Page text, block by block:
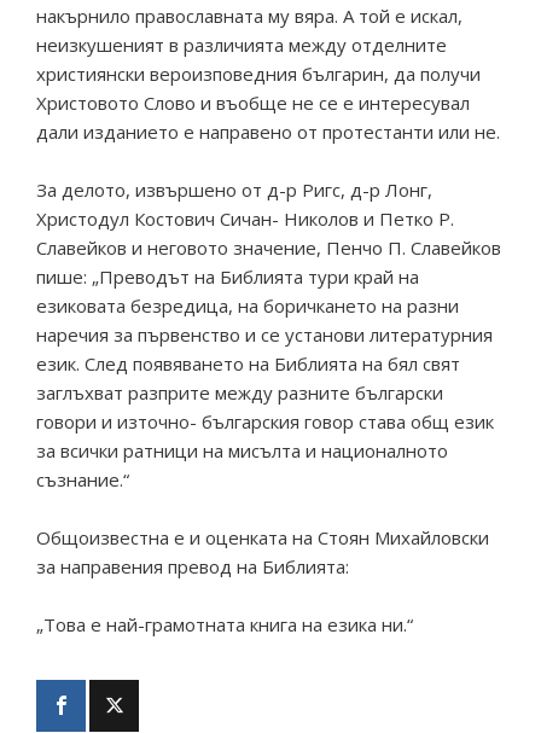
накърнило православната му вяра. А той е искал,
неизкушеният в различията между отделните
християнски вероизповедния българин, да получи
Христовото Слово и въобще не се е интересувал
дали изданието е направено от протестанти или не.
За делото, извършено от д-р Ригс, д-р Лонг,
Христодул Костович Сичан- Николов и Петко Р.
Славейков и неговото значение, Пенчо П. Славейков
пише: „Преводът на Библията тури край на
езиковата безредица, на боричкането на разни
наречия за първенство и се установи литературния
език. След появяването на Библията на бял свят
заглъхват разприте между разните български
говори и източно- българския говор става общ език
за всички ратници на мисълта и националното
съзнание.“
Общоизвестна е и оценката на Стоян Михайловски
за направения превод на Библията:
„Това е най-грамотната книга на езика ни.“